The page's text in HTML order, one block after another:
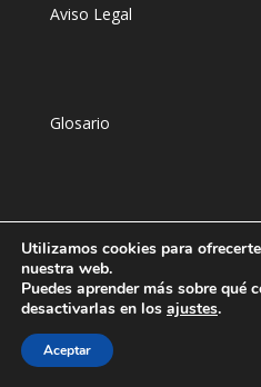
Aviso Legal
Glosario
Utilizamos cookies para
nuestra web.
Puedes aprender más sobre qué
desactivarlas en los ajustes.
Aceptar